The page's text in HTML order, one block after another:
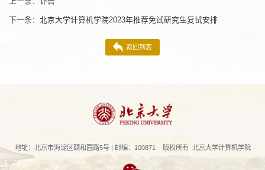
下一条： 北京大学计算机学院2023年推荐免试研究生复试安排
返回列表
地址：北京市海淀区颐和园路5号 | 邮编：100871 版权所有 北京大学计算机学院